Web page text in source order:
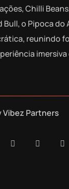
Chilli
Bull, o Pipoca
reunindo
Vibez Partners